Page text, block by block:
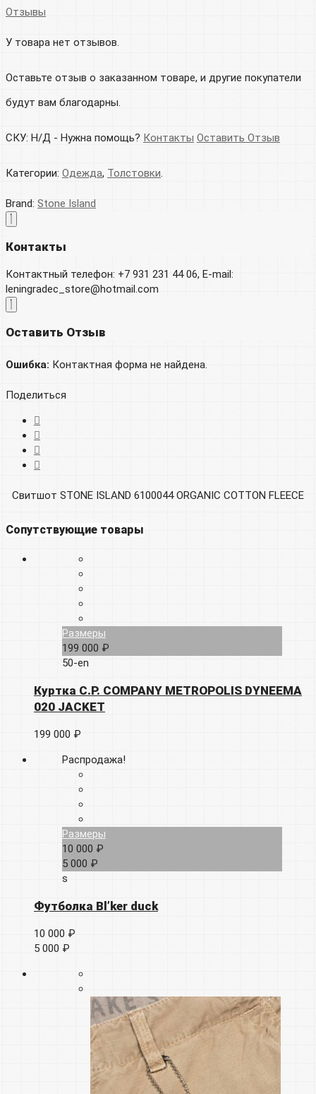
Отзывы
У товара нет отзывов.
Оставьте отзыв о заказанном товаре, и другие покупатели
будут вам благодарны.
СКУ: Н/Д - Нужна помощь? Контакты Оставить Отзыв
Категории: Одежда, Толстовки
Brand: Stone Island
Контакты
Контактный телефон: +7 931 231 44 06, E-mail:
leningradec_store@hotmail.com
Оставить Отзыв
Ошибка: Контактная форма не найдена.
Поделиться
Свитшот STONE ISLAND 6100044 ORGANIC COTTON FLEECE
Сопутствующие товары
Размеры
199 000 ₽
50-en
Куртка C.P. COMPANY METROPOLIS DYNEEMA
020 JACKET
199 000 ₽
Распродажа!
Размеры
10 000 ₽
5 000 ₽
s
Футболка Bl’ker duck
10 000 ₽
5 000 ₽